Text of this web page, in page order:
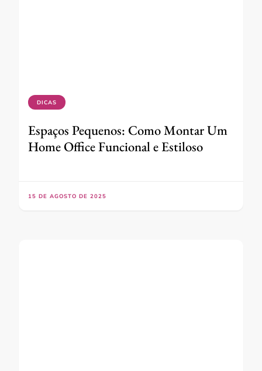
DICAS
Espaços Pequenos: Como Montar Um
Home Office Funcional e Estiloso
15 DE AGOSTO DE 2025